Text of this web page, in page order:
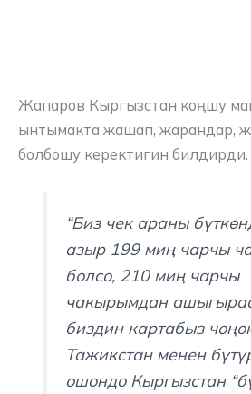
Жапаров Кыргызстан коңшу
ынтымакта жашап, жарандар,
болбошу керектигин билдирди.
“Биз чек араны
азыр 199 миң чарчы
болсо, 210 миң чарчы
чакырымдан
биздин картабыз
Тажикстан менен
ошондо Кыргызстан